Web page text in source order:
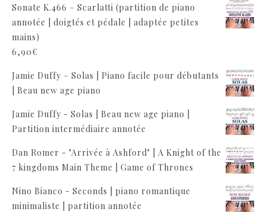
Sonate K.466 – Scarlatti (partition de piano
annotée | doigtés et pédale | adaptée petites
mains)
6,90€
Jamie Duffy – Solas | Piano facile pour débutants
| Beau new age piano
Jamie Duffy - Solas | Beau new age piano |
Partition intermédiaire annotée
Dan Romer - "Arrivée à Ashford" | A Knight of the
7 kingdoms Main Theme | Game of Thrones
Nino Bianco - Seconds | piano romantique
minimaliste | partition annotée